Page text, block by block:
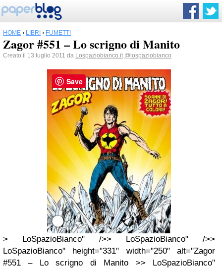
HOME › LIBRI › FUMETTI
Zagor #551 – Lo scrigno di Manito
Creato il 13 luglio 2011 da Lospaziobianco.it @lospaziobianco
> LoSpazioBianco" />> LoSpazioBianco" />>
LoSpazioBianco" height="331" width="250" alt="Zagor
#551 – Lo scrigno di Manito >> LoSpazioBianco"
Save